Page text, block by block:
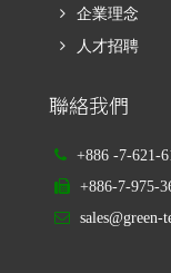
企業理念
人才招聘
聯絡我們
+886 -7-621-
+886-7-975-
sales@green-